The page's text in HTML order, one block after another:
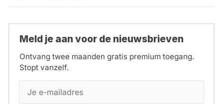
Meld je aan voor de nieuwsbrieven
Ontvang twee maanden gratis premium toegang.
Stopt vanzelf.